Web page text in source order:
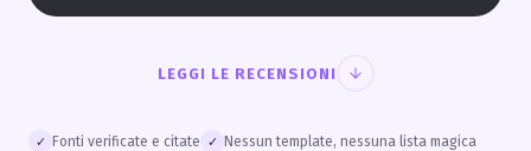
LEGGI LE RECENSIONI
✓ Fonti verificate e citate ✓ Nessun template, nessuna lista magica